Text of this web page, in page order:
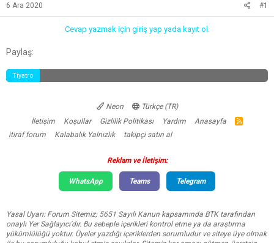
6 Ara 2020 #1
Cevap yazmak için giriş yap yada kayıt ol.
Paylaş:
Tiyatro
Neon
Türkçe (TR)
İletişim
Koşullar Gizlilik Politikası Yardım Anasayfa
R
itiraf forum Kalabalık Yalnızlık takipçi satın al
Reklam ve İletişim:
WhatsApp Teams Telegram
Yasal Uyarı: Forum Sitemiz; 5651 Sayılı Kanun kapsamında BTK tarafından
onaylı Yer Sağlayıcı'dır. Bu sebeple içerikleri kontrol etme ya da araştırma
yükümlülüğü yoktur. Üyeler yazdığı içeriklerden sorumludur ve siteye üye olmak